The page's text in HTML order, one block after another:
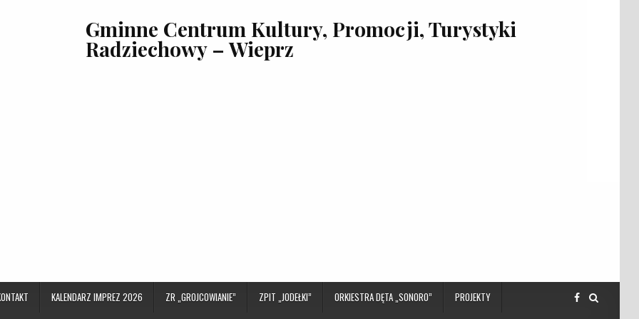
Gminne Centrum Kultury, Promocji, Turystyki
Radziechowy – Wieprz
KALENDARZ IMPREZ 2026 ZR „GROJCOWIANIE” ZPIT „JODEŁKI” ORKIESTRA DĘTA „SONORO” PROJEKTY